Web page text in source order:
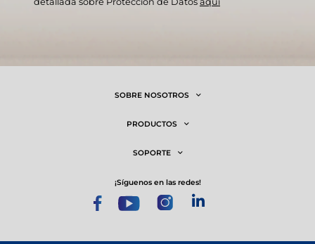
SOBRE NOSOTROS
PRODUCTOS
SOPORTE
¡síguenos en las redes!